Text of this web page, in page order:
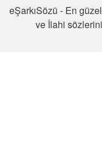
eŞarkıSözü - En
ve İlahi